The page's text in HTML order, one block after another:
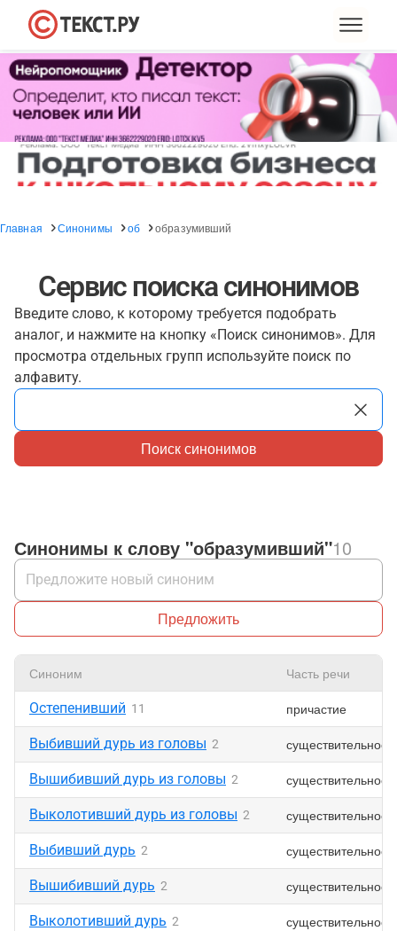
Главная Синонимы об образумивший
Сервис поиска синонимов
Введите слово, к которому требуется подобрать
аналог, и нажмите на кнопку «Поиск синонимов». Для
просмотра отдельных групп используйте поиск по
алфавиту.
Поиск синонимов
Синонимы к слову "образумивший"10
Предложить
Синоним Часть речи
Остепенивший 11 причастие
Выбивший дурь из головы 2 существительное
Вышибивший дурь из головы 2 существительное
Выколотивший дурь из головы 2 существительное
Выбивший дурь 2 существительное
Вышибивший дурь 2 существительное
Выколотивший дурь 2 существительное